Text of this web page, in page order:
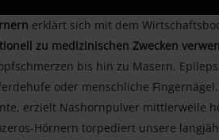
erklärt sich mit dem
zu medizinischen Zwecken
bis hin zu Masern,
oder menschliche
erzielt Nashornpulver mittlerweile
Hörnern torpediert unsere